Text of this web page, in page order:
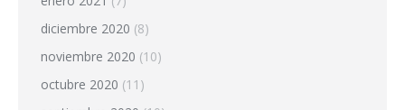
diciembre 2020 (8)
noviembre 2020 (10)
octubre 2020 (11)